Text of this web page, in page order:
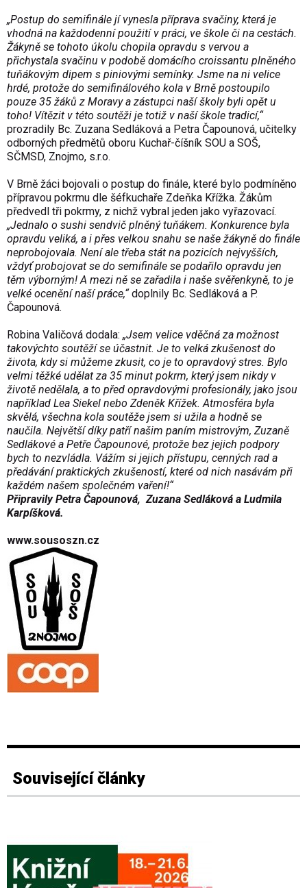
„Postup do semifinále jí vynesla příprava svačiny, která je
vhodná na každodenní použití v práci, ve škole či na cestách.
Žákyně se tohoto úkolu chopila opravdu s vervou a
přichystala svačinu v podobě domácího croissantu plněného
tuňákovým dipem s piniovými semínky. Jsme na ni velice
hrdé, protože do semifinálového kola v Brně postoupilo
pouze 35 žáků z Moravy a zástupci naší školy byli opět u
toho! Vítězit v této soutěži je totiž v naší škole tradicí,“
prozradily Bc. Zuzana Sedláková a Petra Čapounová, učitelky
odborných předmětů oboru Kuchař-číšník SOU a SOŠ,
SČMSD, Znojmo, s.r.o.
V Brně žáci bojovali o postup do finále, které bylo podmíněno
přípravou pokrmu dle šéfkuchaře Zdeňka Křížka. Žákům
předvedl tři pokrmy, z nichž vybral jeden jako vyřazovací.
„Jednalo o sushi sendvič plněný tuňákem. Konkurence byla
opravdu veliká, a i přes velkou snahu se naše žákyně do finále
neprobojovala. Není ale třeba stát na pozicích nejvyšších,
vždyť probojovat se do semifinále se podařilo opravdu jen
těm výborným! A mezi ně se zařadila i naše svěřenkyně, to je
velké ocenění naší práce,“ doplnily Bc. Sedláková a P.
Čapounová.
Robina Valičová dodala: „Jsem velice vděčná za možnost
takovýchto soutěží se účastnit. Je to velká zkušenost do
života, kdy si můžeme zkusit, co je to opravdový stres. Bylo
velmi těžké udělat za 35 minut pokrm, který jsem nikdy v
životě nedělala, a to před opravdovými profesionály, jako jsou
například Lea Siekel nebo Zdeněk Křížek. Atmosféra byla
skvělá, všechna kola soutěže jsem si užila a hodně se
naučila. Největší díky patří našim paním mistrovým, Zuzaně
Sedlákové a Petře Čapounové, protože bez jejich podpory
bych to nezvládla. Vážím si jejich přístupu, cenných rad a
předávání praktických zkušeností, které od nich nasávám při
každém našem společném vaření!“
Připravily Petra Čapounová, Zuzana Sedláková a Ludmila
Karpíšková.
www.sousoszn.cz
Související články